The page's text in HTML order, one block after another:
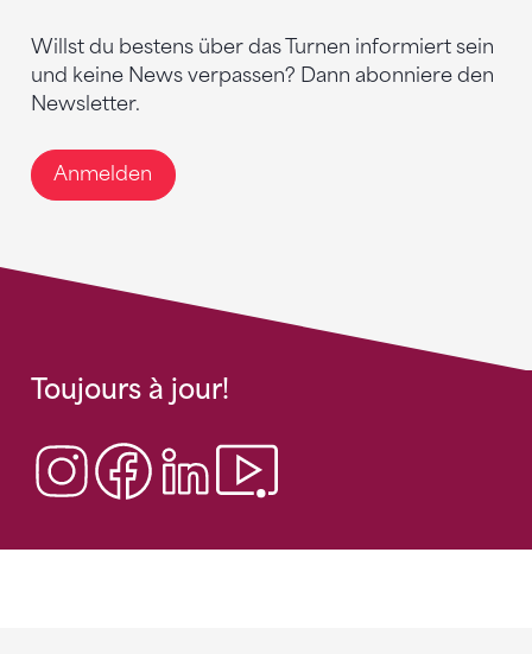
Willst du bestens über das Turnen informiert sein
und keine News verpassen? Dann abonniere den
Newsletter.
Anmelden
Toujours à jour!